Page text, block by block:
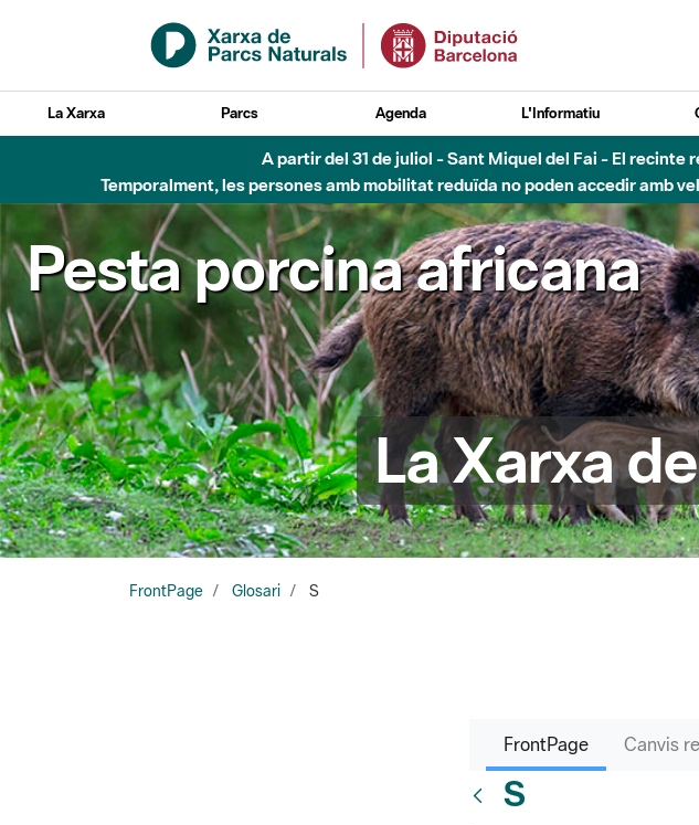
Salta al contingut principal
La Xarxa Parcs Agenda L'Informatiu
A partir del 31 de juliol - Sant Miquel del Fai - El
Temporalment, les persones amb mobilitat reduïda no poden accedir amb
Pesta porcina africana
La Xarxa
FrontPage Glosari S
FrontPage Canvis
S